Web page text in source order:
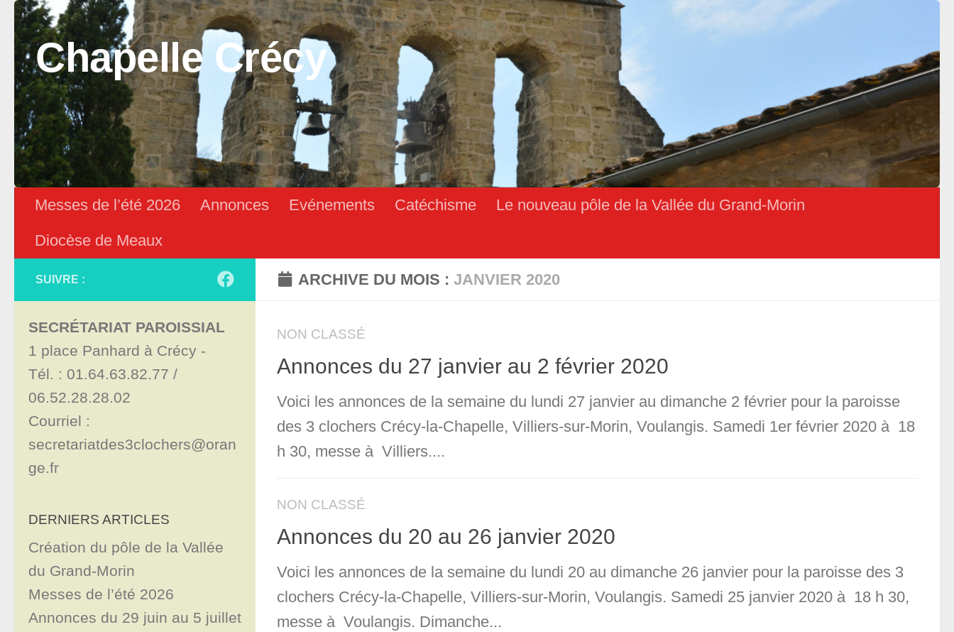
Skip to content
Chapelle Crécy
Messes de l’été 2026 Annonces Evénements Catéchisme
Le nouveau pôle de la Vallée du Grand-Morin
Diocèse de Meaux
ARCHIVE DU MOIS :JANVIER 2020
NON CLASSÉ
Annonces du 27 janvier au 2 février 2020
Voici les annonces de la semaine du lundi 27 janvier au dimanche 2 février pour la paroisse
des 3 clochers Crécy-la-Chapelle, Villiers-sur-Morin, Voulangis. Samedi 1er février 2020 à 18
h 30, messe à Villiers....
NON CLASSÉ
Annonces du 20 au 26 janvier 2020
Voici les annonces de la semaine du lundi 20 au dimanche 26 janvier pour la paroisse des 3
clochers Crécy-la-Chapelle, Villiers-sur-Morin, Voulangis. Samedi 25 janvier 2020 à 18 h 30,
messe à Voulangis. Dimanche...
SUIVRE :
SECRÉTARIAT PAROISSIAL
1 place Panhard à Crécy -
Tél. : 01.64.63.82.77 /
06.52.28.28.02
Courriel :
secretariatdes3clochers@oran
ge.fr
DERNIERS ARTICLES
Création du pôle de la Vallée
du Grand-Morin
Messes de l’été 2026
Annonces du 29 juin au 5 juillet